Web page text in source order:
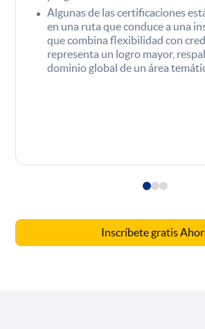
Algunas de las certificaciones
en una ruta que conduce a una
que combina flexibilidad con
representa un logro mayor,
dominio global de un área
Inscríbete gratis